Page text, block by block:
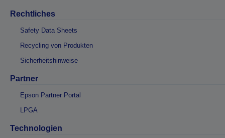
Rechtliches
Safety Data Sheets
Recycling von Produkten
Sicherheitshinweise
Partner
Epson Partner Portal
LPGA
Technologien